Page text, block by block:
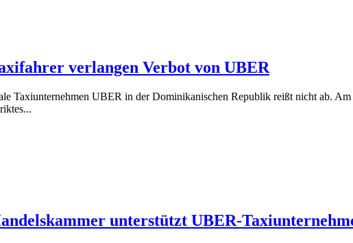
verlangen Verbot von UBER
Taxiunternehmen UBER in der Dominikanischen Republik reißt nicht ab.
unterstützt UBER-